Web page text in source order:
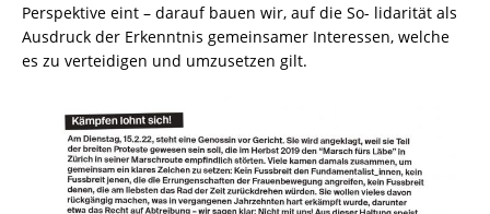
Perspektive eint – darauf bauen wir, auf die So- lidarität als
Ausdruck der Erkenntnis gemeinsamer Interessen, welche
es zu verteidigen und umzusetzen gilt.